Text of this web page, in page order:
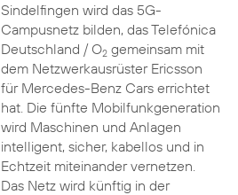
Sindelfingen wird das 5G-
Campusnetz bilden, das Telefónica
Deutschland / O2gemeinsam mit
dem Netzwerkausrüster Ericsson
für Mercedes-Benz Cars errichtet
hat. Die fünfte Mobilfunkgeneration
wird Maschinen und Anlagen
intelligent, sicher, kabellos und in
Echtzeit miteinander vernetzen.
Das Netz wird künftig in der